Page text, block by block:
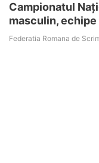
Campionatul
masculin, echipe
Federatia Romana de